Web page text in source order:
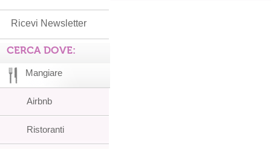
Ricevi Newsletter
CERCA DOVE:
Mangiare
Airbnb
Ristoranti